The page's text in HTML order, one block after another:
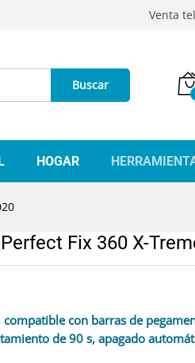
Venta
Buscar
HOGAR
Fix 360 X-
con barras de
de 90 s, apagado